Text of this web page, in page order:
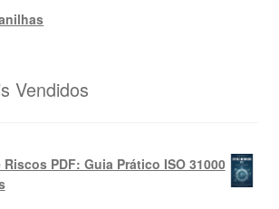
Vendidos
PDF: Guia Prático ISO 31000